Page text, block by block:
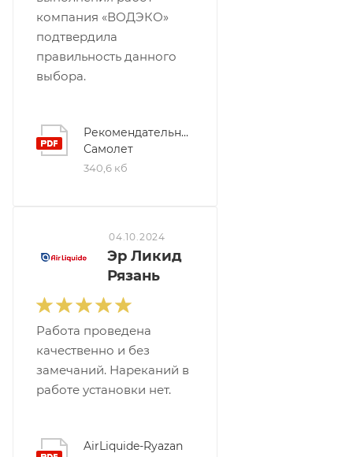
компания «ВОДЭКО»
подтвердила
правильность данного
выбора.
Рекомендательное
Самолет
340,6 кб
04.10.2024
Эр Ликид
Рязань
Работа проведена
качественно и без
замечаний. Нареканий в
работе установки нет.
AirLiquide-Ryazan